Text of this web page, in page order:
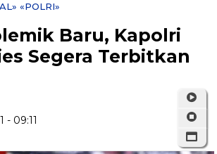
«POLRI»
Baru, Kapolri
Segera Terbitkan
- 09:11